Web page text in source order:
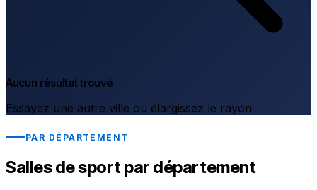
Aucun résultat trouvé
Essayez une autre ville ou élargissez le rayon
PAR DÉPARTEMENT
Salles de sport par département